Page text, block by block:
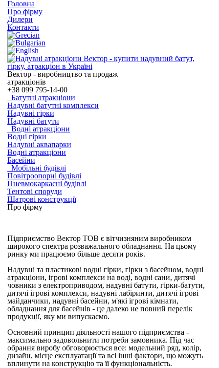
Головна
Про фірму
Дилери
Контакти
Вектор - виробництво та продаж
атракціонів
+38 099 795-14-00
Батутні атракціони
Надувні батутні комплекси
Надувні гірки
Надувні батути
Водні атракціони
Водні гірки
Надувні аквапарки
Водні атракціони
Басейни
Мобільні будівлі
Повітроопорні будівлі
Пневмокаркасні будівлі
Тентові споруди
Шатрові конструкції
Про фірму
Підприємство Вектор ТОВ є вітчизняним виробником
широкого спектра розважального обладнання. На цьому
ринку ми працюємо більше десяти років.
Надувні та пластикові водні гірки, гірки з басейном, водні
атракціони, ігрові комплекси на воді, водні сани, дитячі
човники з електроприводом, надувні батути, гірки-батути,
дитячі ігрові комплекси, надувні лабіринти, дитячі ігрові
майданчики, надувні басейни, м'які ігрові кімнати,
обладнання для басейнів - це далеко не повний перелік
продукції, яку ми випускаємо.
Основний принцип діяльності нашого підприємства -
максимально задовольнити потреби замовника. Під час
обрання виробу обговорюється все: модельний ряд, колір,
дизайн, місце експлуатації та всі інші фактори, що можуть
вплинути на конструкцію та її функціональність.